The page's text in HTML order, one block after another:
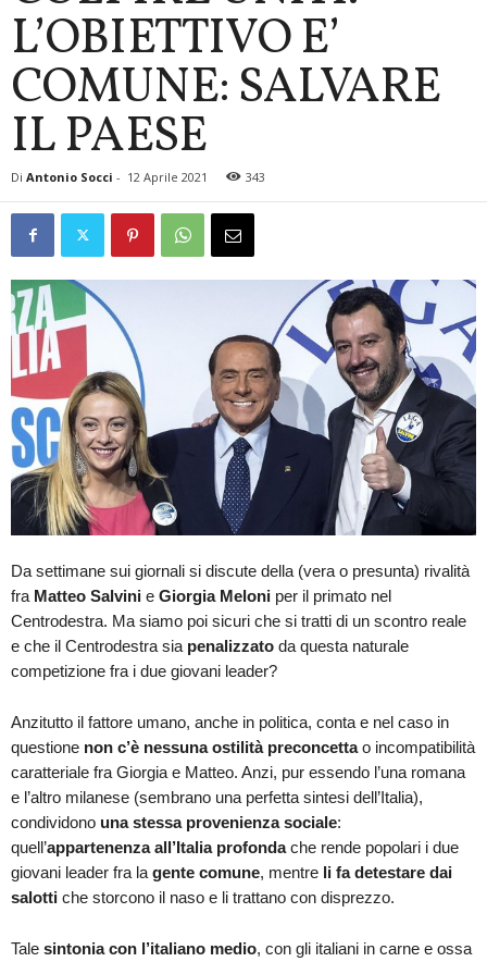
L’OBIETTIVO E’
COMUNE: SALVARE
IL PAESE
Di Antonio Socci - 12 Aprile 2021 343
Da settimane sui giornali si discute della (vera o presunta) rivalità
fra Matteo Salvini e Giorgia Meloni per il primato nel
Centrodestra. Ma siamo poi sicuri che si tratti di un scontro reale
e che il Centrodestra sia penalizzato da questa naturale
competizione fra i due giovani leader?
Anzitutto il fattore umano, anche in politica, conta e nel caso in
questione non c’è nessuna ostilità preconcettao incompatibilità
caratteriale fra Giorgia e Matteo. Anzi, pur essendo l’una romana
e l’altro milanese (sembrano una perfetta sintesi dell’Italia),
condividono una stessa provenienza sociale:
quell’appartenenza all’Italia profondache rende popolari i due
giovani leader fra la gente comune, mentre li fa detestare dai
salotti che storcono il naso e li trattano con disprezzo.
Tale sintonia con l’italiano medio, con gli italiani in carne e ossa